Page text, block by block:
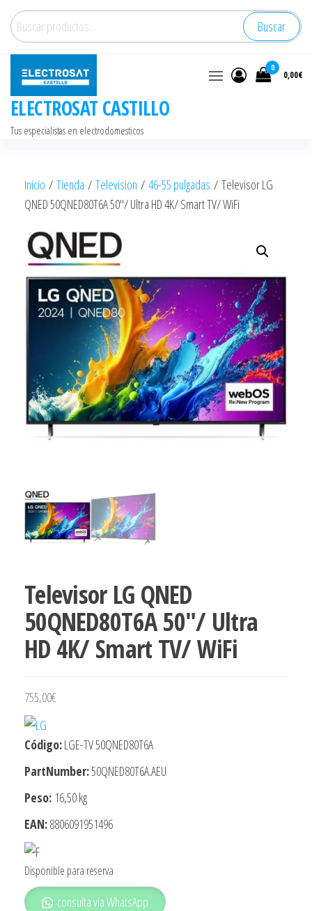
Saltar
contenido
Buscar
por:
Buscar
ELECTROSAT CASTILLO
Tus especialistas en electrodomesticos
0
0,00€
Inicio / Tienda / Television / 46-55 pulgadas / Televisor LG
QNED 50QNED80T6A 50″/ Ultra HD 4K/ Smart TV/ WiFi
Televisor LG QNED
50QNED80T6A 50″/ Ultra
HD 4K/ Smart TV/ WiFi
755,00€
Código:LGE-TV 50QNED80T6A
PartNumber:50QNED80T6A.AEU
Peso: 16,50 kg
EAN:8806091951496
Disponible para reserva
consulta via WhatsApp